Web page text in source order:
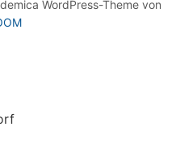
WordPress-Theme von